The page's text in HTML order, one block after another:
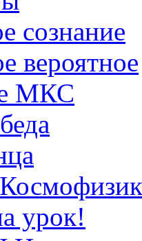
сознание
вероятное
МКС
урок!